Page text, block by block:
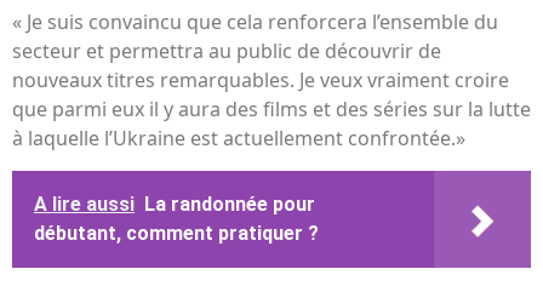
« Je suis convaincu que cela renforcera l’ensemble du
secteur et permettra au public de découvrir de
nouveaux titres remarquables. Je veux vraiment croire
que parmi eux il y aura des films et des séries sur la lutte
à laquelle l’Ukraine est actuellement confrontée.»
A lire aussi La randonnée pour
débutant, comment pratiquer ?